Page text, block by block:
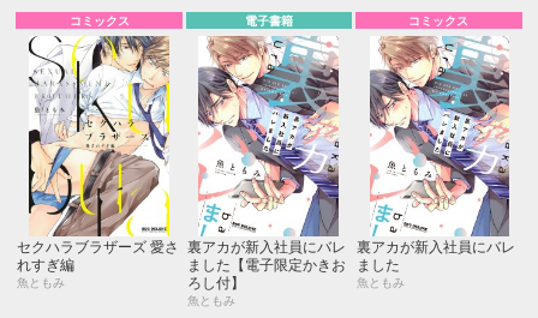
コミックス
セクハラブラザーズ 愛さ
れすぎ編
魚ともみ
電子書籍
裏アカが新入社員にバレ
ました【電子限定かきお
ろし付】
魚ともみ
コミックス
裏アカが新入社員にバレ
ました
魚ともみ